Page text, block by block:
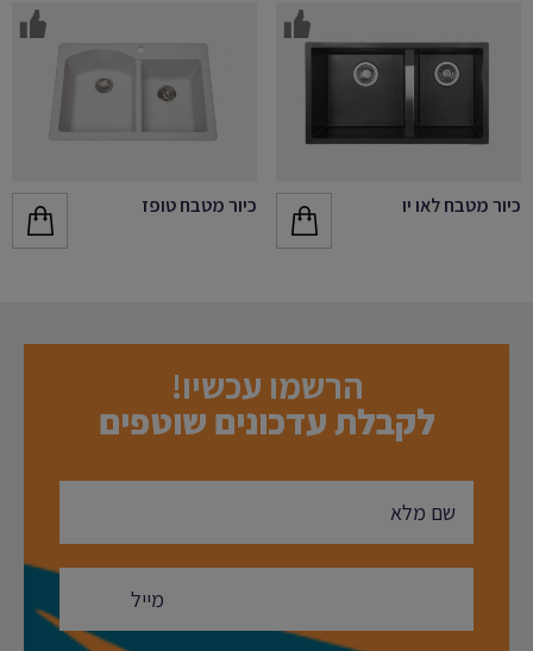
כיור מטבח לאו יו כיור מטבח טופז
הרשמו עכשיו!
לקבלת עדכונים שוטפים